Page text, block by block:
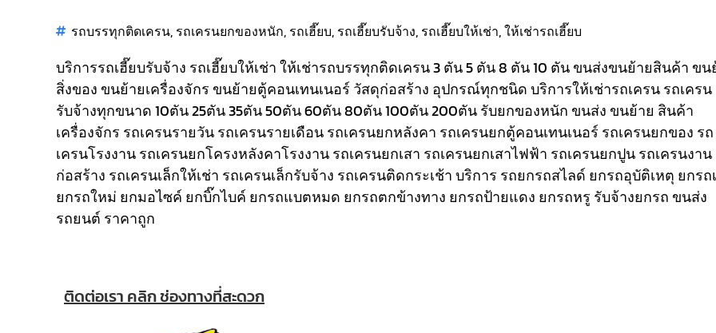
รถบรรทุกติดเครน, รถเครนยกของหนัก, รถเฮี๊ยบ, รถเฮี๊ยบรับจ้าง, รถเฮี๊ยบให้เช่า,ให้เช่ารถเฮี๊ยบ
บริการรถเฮี๊ยบรับจ้าง รถเฮี๊ยบให้เช่า ให้เช่ารถบรรทุกติดเครน 3 ตัน 5 ตัน 8 ตัน 10 ตัน ขนส่งขนย้ายสินค้า ขน
สิ่งของ ขนย้ายเครื่องจักร ขนย้ายตู้คอนเทนเนอร์ วัสดุก่อสร้าง อุปกรณ์ทุกชนิดบริการให้เช่ารถเครน รถเครน
รับจ้างทุกขนาด 10ตัน 25ตัน 35ตัน 50ตัน 60ตัน 80ตัน 100ตัน 200ตัน รับยกของหนัก ขนส่ง ขนย้าย สินค้า
เครื่องจักร รถเครนรายวัน รถเครนรายเดือน รถเครนยกหลังคา รถเครนยกตู้คอนเทนเนอร์ รถเครนยกของ รถ
เครนโรงงาน รถเครนยกโครงหลังคาโรงงาน รถเครนยกเสา รถเครนยกเสาไฟฟ้า รถเครนยกปูน รถเครนงาน
ก่อสร้าง รถเครนเล็กให้เช่า รถเครนเล็กรับจ้าง รถเครนติดกระเช้าบริการ รถยกรถสไลด์ ยกรถอุบัติเหตุ ยกรถ
ยกรถใหม่ ยกมอไซค์ ยกบิ๊กไบค์ ยกรถแบตหมด ยกรถตกข้างทาง ยกรถป้ายแดง ยกรถหรู รับจ้างยกรถ ขนส่ง
รถยนต์ ราคาถูก
ติดต่อเรา คลิก ช่องทางที่สะดวก